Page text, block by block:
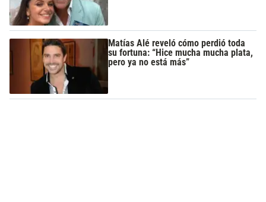
Matías Alé reveló cómo perdió toda
su fortuna: “Hice mucha mucha plata,
pero ya no está más”